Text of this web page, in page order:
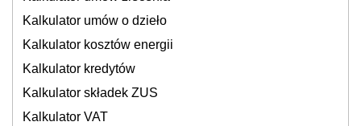
Kalkulator umów o dzieło
Kalkulator kosztów energii
Kalkulator kredytów
Kalkulator składek ZUS
Kalkulator VAT